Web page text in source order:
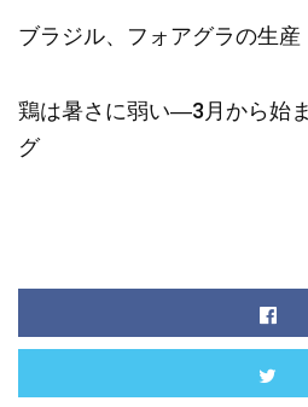
ブラジル、フォアグラの生
鶏は暑さに弱い―3月から始
グ